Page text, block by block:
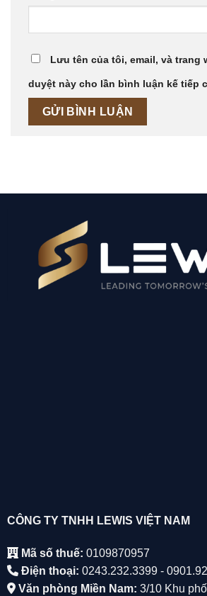
Lưu tên của tôi, email, và trang
duyệt này cho lần bình luận kế tiếp
CÔNG TY TNHH LEWIS VIỆT NAM
Mã số thuế: 0109870957
Điện thoại: 0243.232.3399 -
Văn phòng Miền Nam: 3/10 Khu